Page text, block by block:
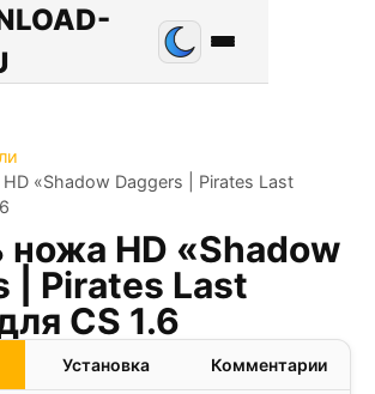
«Shadow Daggers | Pirates Last
HD «Shadow
| Pirates Last
CS 1.6
Установка Комментарии